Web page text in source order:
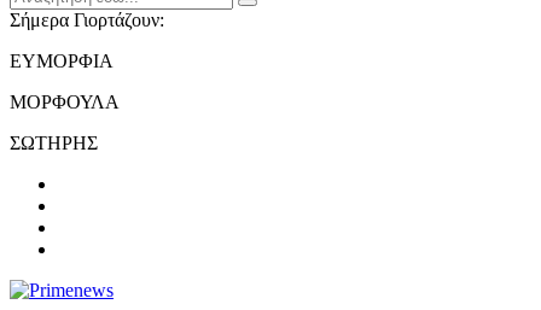
Σήμερα Γιορτάζουν:
ΕΥΜΟΡΦΙΑ
ΜΟΡΦΟΥΛΑ
ΣΩΤΗΡΗΣ